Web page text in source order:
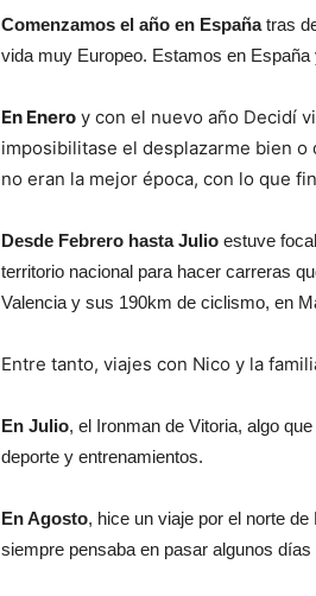
Comenzamos el año en Españatras
vida muy Europeo. Estamos en
En Enero y con el nuevo año Decidí
imposibilitase el desplazarme bien
no eran la mejor época, con lo que
Desde Febrero hasta Julio estuve
territorio nacional para hacer carreras
Valencia y sus 190km de ciclismo, en
Entre tanto, viajes con Nico y la
En Julio, el Ironman de Vitoria, algo
deporte y entrenamientos.
En Agosto, hice un viaje por el norte
siempre pensaba en pasar algunos